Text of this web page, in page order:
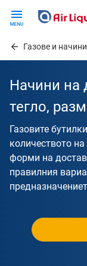
contentГазове и
Начини на
тегло,
Газовите
количеството
форми на
правилния